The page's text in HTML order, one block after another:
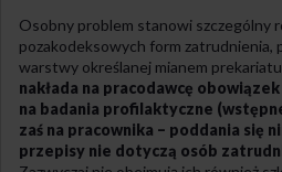
Osobny problem stanowi szczególny
pozakodeksowych form zatrudnienia,
warstwy określanej mianem
nakłada na pracodawcę
na badania profilaktyczne
zaś na pracownika – poddania się
przepisy nie dotyczą osób